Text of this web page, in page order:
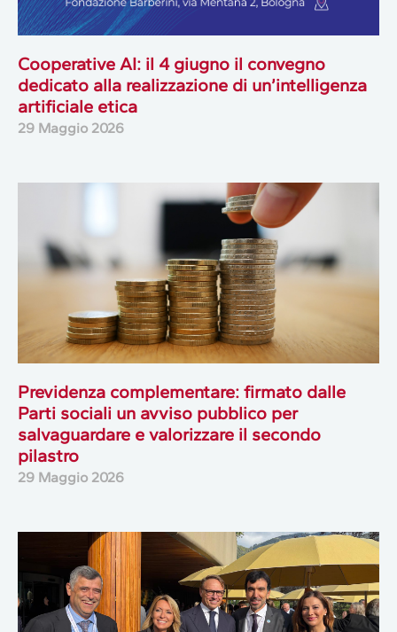
Cooperative AI: il 4 giugno il convegno
dedicato alla realizzazione di un’intelligenza
artificiale etica
29 Maggio 2026
Previdenza complementare: firmato dalle
Parti sociali un avviso pubblico per
salvaguardare e valorizzare il secondo
pilastro
29 Maggio 2026